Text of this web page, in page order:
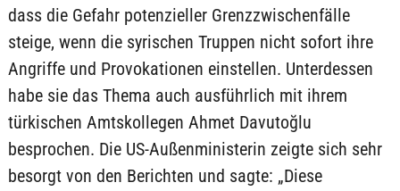
dass die Gefahr potenzieller Grenzzwischenfälle
steige, wenn die syrischen Truppen nicht sofort ihre
Angriffe und Provokationen einstellen. Unterdessen
habe sie das Thema auch ausführlich mit ihrem
türkischen Amtskollegen Ahmet Davutoğlu
besprochen. Die US-Außenministerin zeigte sich sehr
besorgt von den Berichten und sagte: „Diese